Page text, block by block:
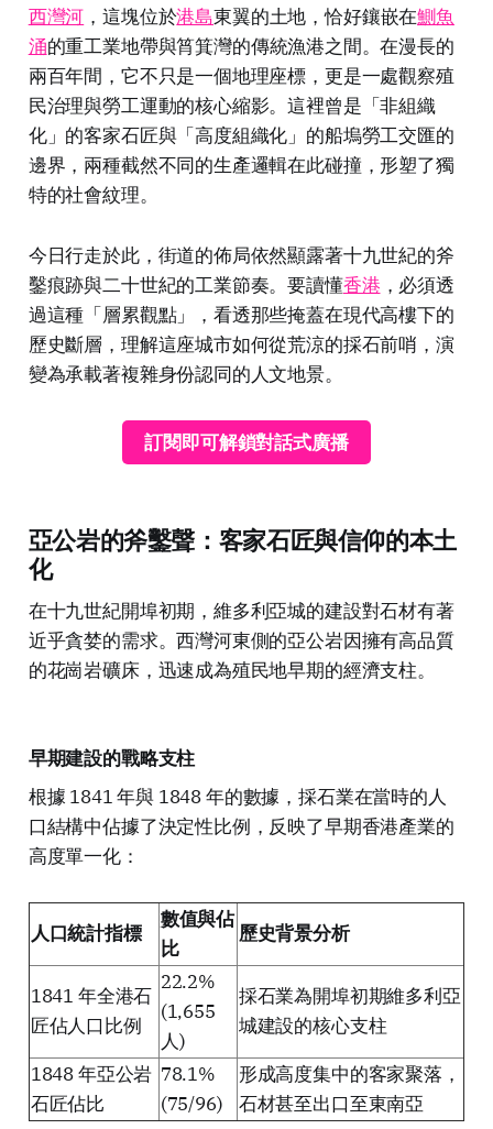
西灣河 ，這塊位於港島東翼的土地，恰好鑲嵌在鰂魚
涌的重工業地帶與筲箕灣的傳統漁港之間。在漫長的
兩百年間，它不只是一個地理座標，更是一處觀察殖
民治理與勞工運動的核心縮影。這裡曾是「非組織
化」的客家石匠與「高度組織化」的船塢勞工交匯的
邊界，兩種截然不同的生產邏輯在此碰撞，形塑了獨
特的社會紋理。
今日行走於此，街道的佈局依然顯露著十九世紀的斧
鑿痕跡與二十世紀的工業節奏。要讀懂香港 ，必須透
過這種「層累觀點」，看透那些掩蓋在現代高樓下的
歷史斷層，理解這座城市如何從荒涼的採石前哨，演
變為承載著複雜身份認同的人文地景。
訂閱即可解鎖對話式廣播
亞公岩的斧鑿聲：客家石匠與信仰的本土
化
在十九世紀開埠初期，維多利亞城的建設對石材有著
近乎貪婪的需求。西灣河東側的亞公岩因擁有高品質
的花崗岩礦床，迅速成為殖民地早期的經濟支柱。
早期建設的戰略支柱
根據 1841 年與 1848 年的數據，採石業在當時的人
口結構中佔據了決定性比例，反映了早期香港產業的
高度單一化：
人口統計指標
數值與佔
比
歷史背景分析
1841 年全港石
匠佔人口比例
22.2%
(1,655
人)
採石業為開埠初期維多利亞
城建設的核心支柱
1848 年亞公岩
石匠佔比
78.1%
(75/96)
形成高度集中的客家聚落，
石材甚至出口至東南亞